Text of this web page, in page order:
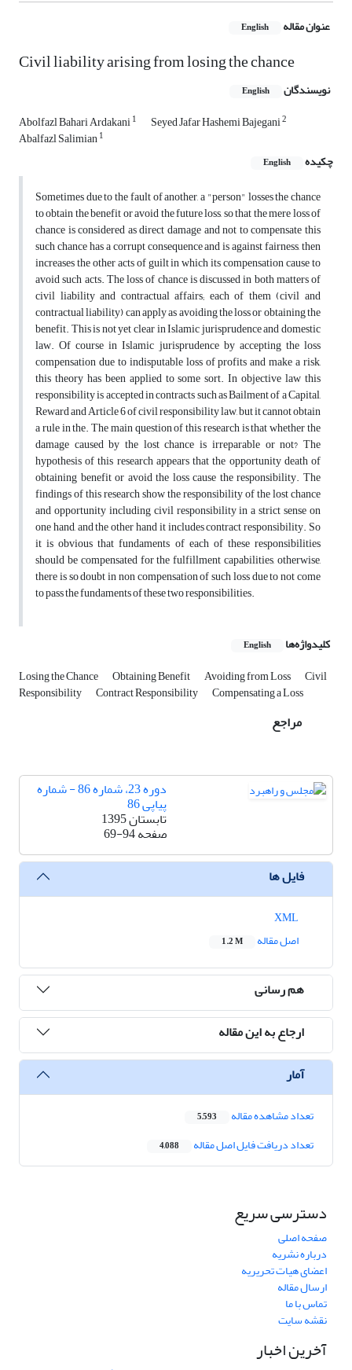
عنوان مقاله English
Civil liability arising from losing the chance
نویسندگان English
Abolfazl Bahari Ardakani1 Seyed Jafar Hashemi Bajegani2
Abalfazl Salimian1
چکیده English
Sometimes due to the fault of another, a "person" losses the chance
to obtain the benefit or avoid the future loss, so that the mere loss of
chance is considered as direct damage and not to compensate this
such chance has a corrupt consequence and is against fairness, then
increases the other acts of guilt in which its compensation cause to
avoid such acts. The loss of chance is discussed in both matters of
civil liability and contractual affairs; each of them (civil and
contractual liability) can apply as avoiding the loss or obtaining the
benefit. This is not yet clear in Islamic jurisprudence and domestic
law. Of course in Islamic jurisprudence by accepting the loss
compensation due to indisputable loss of profits and make a risk,
this theory has been applied to some sort. In objective law this
responsibility is accepted in contracts such as Bailment of a Capital,
Reward and Article 6 of civil responsibility law, but it cannot obtain
a rule in the. The main question of this research is that whether the
damage caused by the lost chance is irreparable or not? The
hypothesis of this research appears that the opportunity death of
obtaining benefit or avoid the loss cause the responsibility. The
findings of this research show the responsibility of the lost chance
and opportunity including civil responsibility in a strict sense on
one hand, and the other hand it includes contract responsibility. So
it is obvious that fundaments of each of these responsibilities
should be compensated for the fulfillment capabilities, otherwise,
there is so doubt in non compensation of such loss due to not come
to pass the fundaments of these two responsibilities.
کلیدواژه‌ها English
Losing the Chance Obtaining Benefit Avoiding from Loss Civil
Responsibility Contract Responsibility Compensating a Loss
مراجع
دوره 23، شماره 86 - شماره
پیاپی 86
تابستان 1395
صفحه69-94
فایل ها
اصل مقاله
1.2 M
هم رسانی
ارجاع به این مقاله
آمار
تعداد مشاهده مقاله 5,593
تعداد دریافت فایل اصل مقاله 4,088
دسترسی سریع
صفحه اصلی
درباره نشریه
اعضای هیات تحریریه
ارسال مقاله
تماس با ما
نقشه سایت
آخرین اخبار